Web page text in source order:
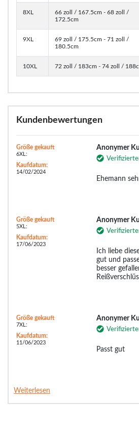
8XL
66 zoll / 167.5cm - 68 zoll /
172.5cm
9XL
69 zoll / 175.5cm - 71 zoll /
180.5cm
10XL 72 zoll / 183cm - 74 zoll /
Kundenbewertungen
Größe gekauft
6XL:
Kaufdatum:
14/02/2024
Anonymer
Ehemann
Größe gekauft
5XL:
Kaufdatum:
17/06/2023
Anonymer
Ich liebe
gut und
besser
Größe gekauft
7XL:
Kaufdatum:
11/06/2023
Anonymer
Passt gut
Weiterlesen